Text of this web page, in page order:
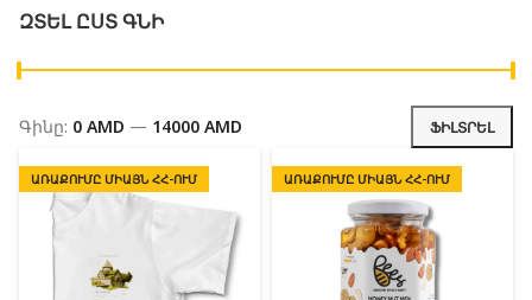
ԶՏԵԼ ԸՍՏ ԳՆԻ
ՖԻԼՏՐԵԼ
Գինը: 0 AMD — 14000 AMD
ԱՌԱՔՈՒՄԸ ՄԻԱՅՆ ՀՀ-ՈՒՄ ԱՌԱՔՈՒՄԸ ՄԻԱՅՆ ՀՀ-ՈՒՄ